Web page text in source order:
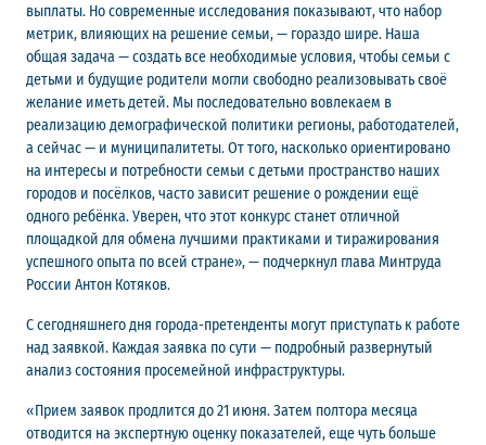
выплаты. Но современные исследования показывают, что набор
метрик, влияющих на решение семьи, — гораздо шире. Наша
общая задача — создать все необходимые условия, чтобы семьи с
детьми и будущие родители могли свободно реализовывать своё
желание иметь детей. Мы последовательно вовлекаем в
реализацию демографической политики регионы, работодателей,
а сейчас — и муниципалитеты. От того, насколько ориентировано
на интересы и потребности семьи с детьми пространство наших
городов и посёлков, часто зависит решение о рождении ещё
одного ребёнка. Уверен, что этот конкурс станет отличной
площадкой для обмена лучшими практиками и тиражирования
успешного опыта по всей стране», — подчеркнул глава Минтруда
России Антон Котяков.
С сегодняшнего дня города-претенденты могут приступать к работе
над заявкой. Каждая заявка по сути — подробный развернутый
анализ состояния просемейной инфраструктуры.
«Прием заявок продлится до 21 июня. Затем полтора месяца
отводится на экспертную оценку показателей, еще чуть больше